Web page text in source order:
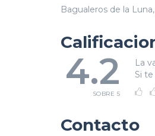
Bagualeros de la
4.2
SOBRE 5
La
Si
Contacto